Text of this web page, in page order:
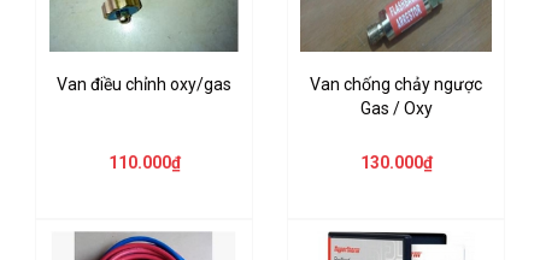
Van điều chỉnh oxy/gas
110.000₫
Van chống chảy ngược
Gas / Oxy
130.000₫